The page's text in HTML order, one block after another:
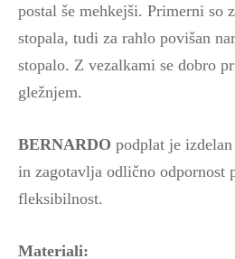
postal še mehkejši. Primerni so
stopala, tudi za rahlo povišan
stopalo. Z vezalkami se dobro
gležnjem.
BERNARDO podplat je
in zagotavlja odlično odpornost
fleksibilnost.
Materiali: